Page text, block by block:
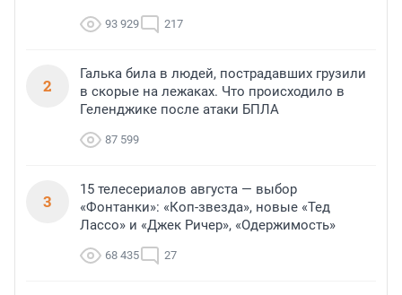
93 929 217
2
Галька била в людей, пострадавших грузили
в скорые на лежаках. Что происходило в
Геленджике после атаки БПЛА
87 599
3
15 телесериалов августа — выбор
«Фонтанки»: «Коп-звезда», новые «Тед
Лассо» и «Джек Ричер», «Одержимость»
68 435 27